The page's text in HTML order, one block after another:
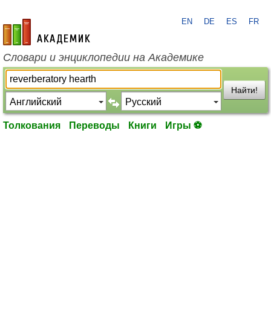
academic.ru
EN DE ES FR
Словари и энциклопедии на Академике
Найти!
Толкования Переводы Книги Игры ⚽